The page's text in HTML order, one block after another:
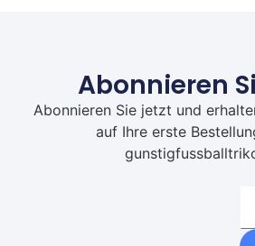
Abonnieren
Abonnieren Sie jetzt und
auf Ihre erste